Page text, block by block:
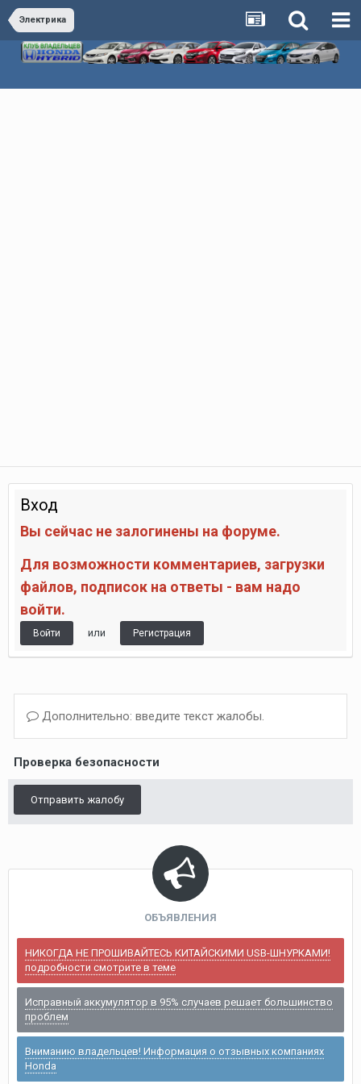
Электрика
Вход
Вы сейчас не залогинены на форуме.
Для возможности комментариев, загрузки
файлов, подписок на ответы - вам надо
войти.
Войти или Регистрация
Дополнительно: введите текст жалобы.
Проверка безопасности
Отправить жалобу
ОБЪЯВЛЕНИЯ
НИКОГДА НЕ ПРОШИВАЙТЕСЬ КИТАЙСКИМИ USB-ШНУРКАМИ!
подробности смотрите в теме
Исправный аккумулятор в 95% случаев решает большинство
проблем
Вниманию владельцев! Информация о отзывных компаниях
Honda